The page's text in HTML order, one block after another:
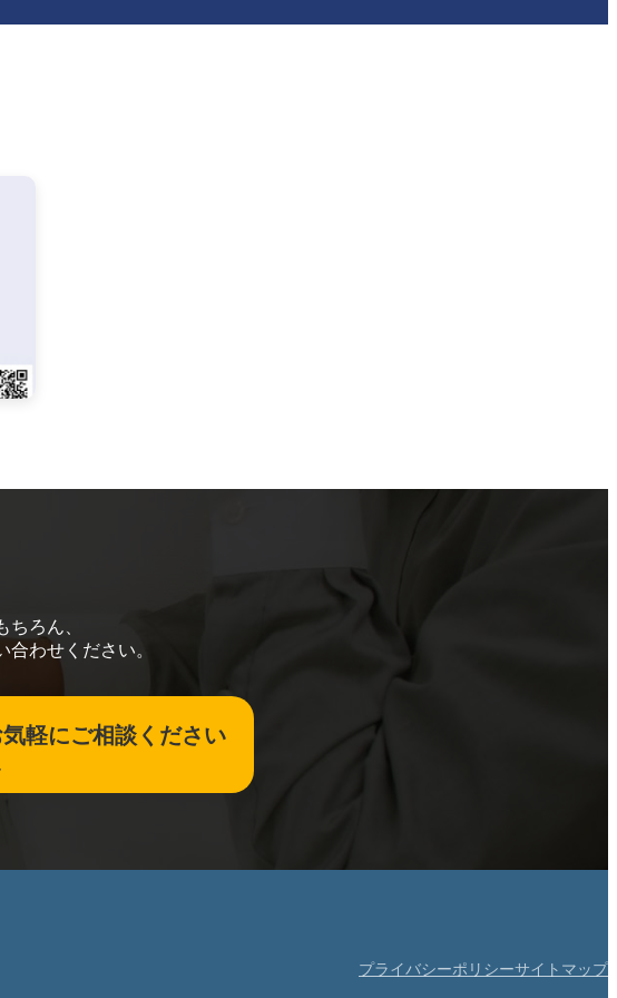
ろん、
わせください。
軽にご相談ください
プライバシーポリシーサイトマップ